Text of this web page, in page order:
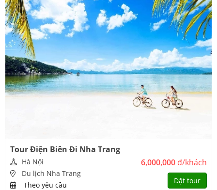
Tour Điện Biên Đi Nha Trang
Hà Nội
Du lịch Nha Trang
Theo yêu cầu
6,000,000 ₫/khách
Đặt tour